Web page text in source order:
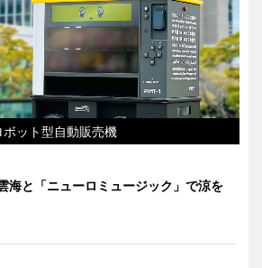
ット型自動販売機
海と「ニューロミュージック」で涼を